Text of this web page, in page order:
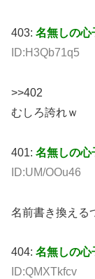
403: 名無しの心
ID:H3Qb71q5
>>402
むしろ誇れｗ
401: 名無しの心
ID:UM/OOu46
名前書き換える
404: 名無しの心
ID:QMXTkfcv